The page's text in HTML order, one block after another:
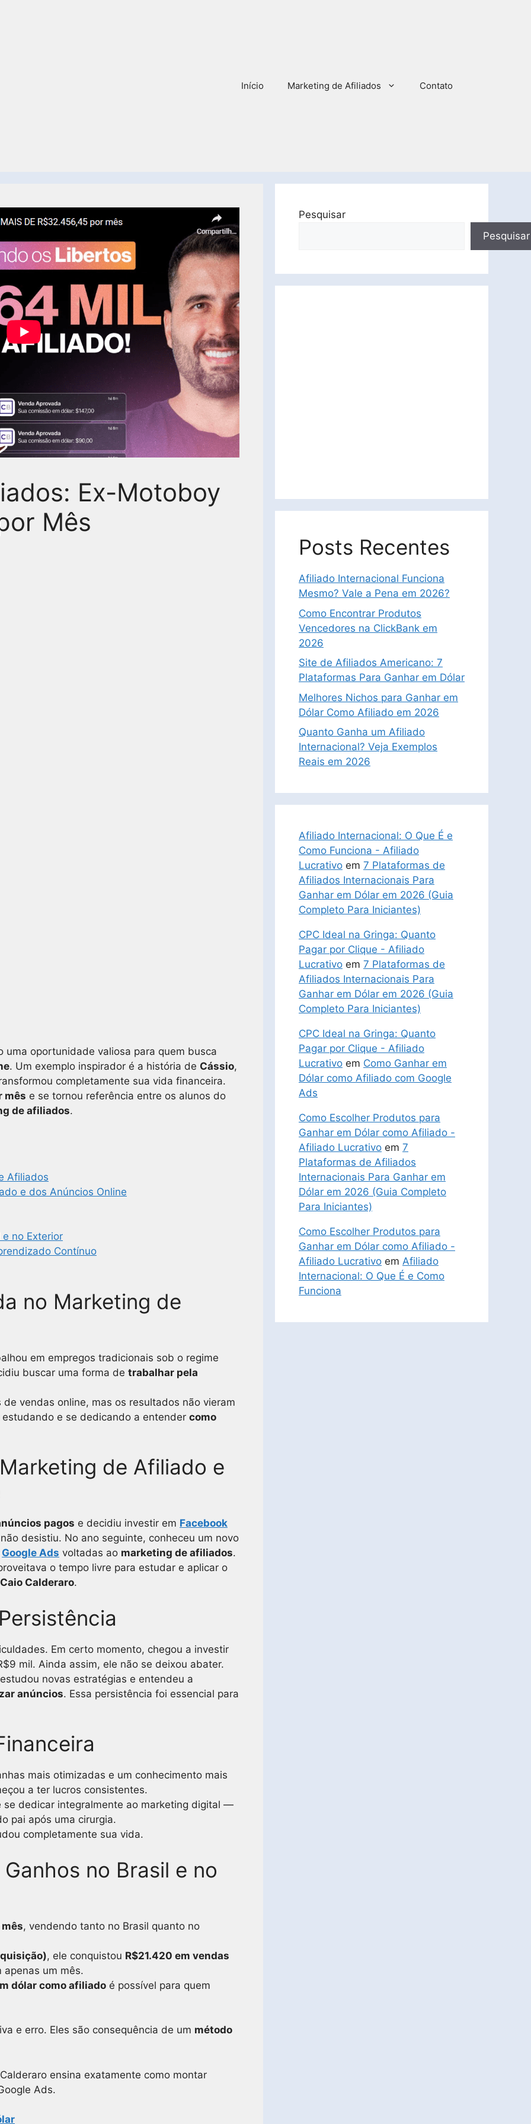
Início Marketing de Afiliados Contato
Ex-Motoboy
Mês
uma oportunidade valiosa para quem busca
. Um exemplo inspirador é a história de Cássio,
completamente sua vida financeira.
mês e se tornou referência entre os alunos do
de afiliados.
Afiliados
e dos Anúncios Online
e no Exterior
Contínuo
no Marketing de
em empregos tradicionais sob o regime
buscar uma forma de trabalhar pela
vendas online, mas os resultados não vieram
e se dedicando a entender como
de Afiliado e
pagos e decidiu investir em Facebook
desistiu. No ano seguinte, conheceu um novo
Google Ads voltadas ao marketing de afiliados.
o tempo livre para estudar e aplicar o
Caio Calderaro.
Em certo momento, chegou a investir
mil. Ainda assim, ele não se deixou abater.
novas estratégias e entendeu a
anúncios. Essa persistência foi essencial para
mais otimizadas e um conhecimento mais
a ter lucros consistentes.
se dedicar integralmente ao marketing digital —
pai após uma cirurgia.
completamente sua vida.
no Brasil e no
, vendendo tanto no Brasil quanto no
, ele conquistou R$21.420 em vendas
apenas um mês.
dólar como afiliado é possível para quem
e erro. Eles são consequência de um método
ensina exatamente como montar
Ads.
Pesquisar
Pesquisar
Posts Recentes
Afiliado Internacional Funciona
Mesmo? Vale a Pena em 2026?
Como Encontrar Produtos
Vencedores na ClickBank em
2026
Site de Afiliados Americano: 7
Plataformas Para Ganhar em Dólar
Melhores Nichos para Ganhar em
Dólar Como Afiliado em 2026
Quanto Ganha um Afiliado
Internacional? Veja Exemplos
Reais em 2026
Afiliado Internacional: O Que É e
Como Funciona - Afiliado
Lucrativo em 7 Plataformas de
Afiliados Internacionais Para
Ganhar em Dólar em 2026 (Guia
Completo Para Iniciantes)
CPC Ideal na Gringa: Quanto
Pagar por Clique - Afiliado
Lucrativo em 7 Plataformas de
Afiliados Internacionais Para
Ganhar em Dólar em 2026 (Guia
Completo Para Iniciantes)
CPC Ideal na Gringa: Quanto
Pagar por Clique - Afiliado
Lucrativo em Como Ganhar em
Dólar como Afiliado com Google
Ads
Como Escolher Produtos para
Ganhar em Dólar como Afiliado -
Afiliado Lucrativo em 7
Plataformas de Afiliados
Internacionais Para Ganhar em
Dólar em 2026 (Guia Completo
Para Iniciantes)
Como Escolher Produtos para
Ganhar em Dólar como Afiliado -
Afiliado Lucrativo em Afiliado
Internacional: O Que É e Como
Funciona